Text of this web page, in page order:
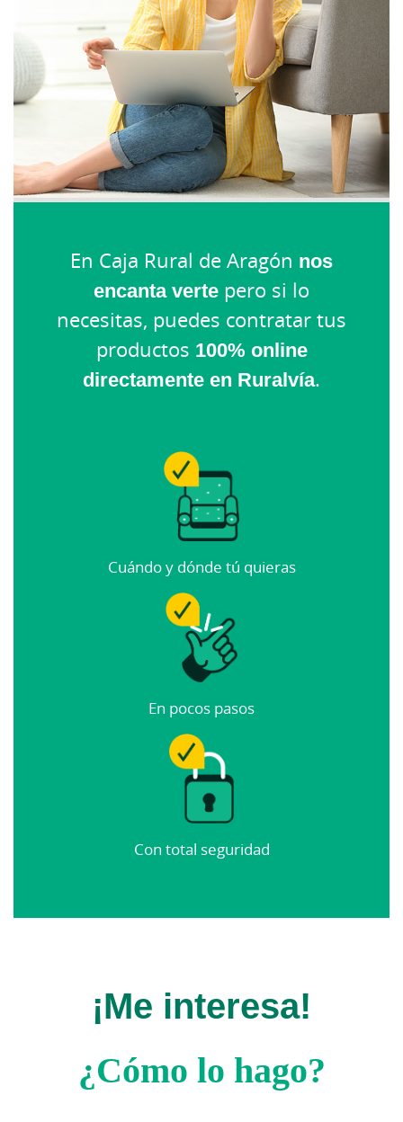
En Caja Rural de Aragón nos
encanta verte pero si lo
necesitas, puedes contratar tus
productos 100% online
directamente en Ruralvía.
Cuándo y dónde tú quieras
En pocos pasos
Con total seguridad
¡Me interesa!
¿Cómo lo hago?